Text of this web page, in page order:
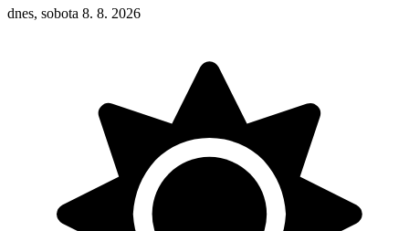
dnes, sobota 8. 8. 2026